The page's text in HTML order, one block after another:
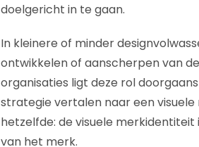
doelgericht in te gaan.
In kleinere of minder
ontwikkelen of aanscherpen van
organisaties ligt deze rol
strategie vertalen naar een
hetzelfde: de visuele
van het merk.